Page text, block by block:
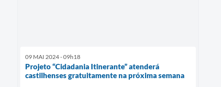
09 MAI 2024 - 09h18
Projeto “Cidadania Itinerante” atenderá
castilhenses gratuitamente na próxima semana